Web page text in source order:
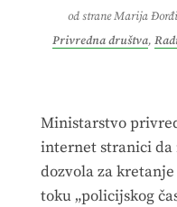
od straneMarija
Privredna društva,
Ministarstvo
internet stranici da
dozvola za
toku „policijskog